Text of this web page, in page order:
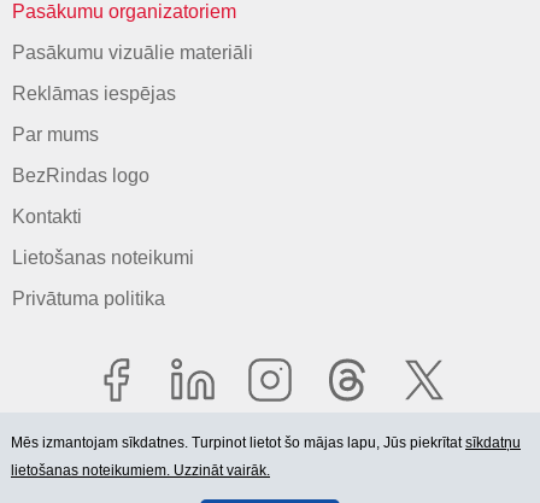
Pasākumu organizatoriem
Pasākumu vizuālie materiāli
Reklāmas iespējas
Par mums
BezRindas logo
Kontakti
Lietošanas noteikumi
Privātuma politika
© 2006-2026 SIA "BEZRINDAS.LV".
Mēs izmantojam sīkdatnes. Turpinot lietot šo mājas lapu, Jūs piekrītatsīkdatņu
lietošanas noteikumiem. Uzzināt vairāk.